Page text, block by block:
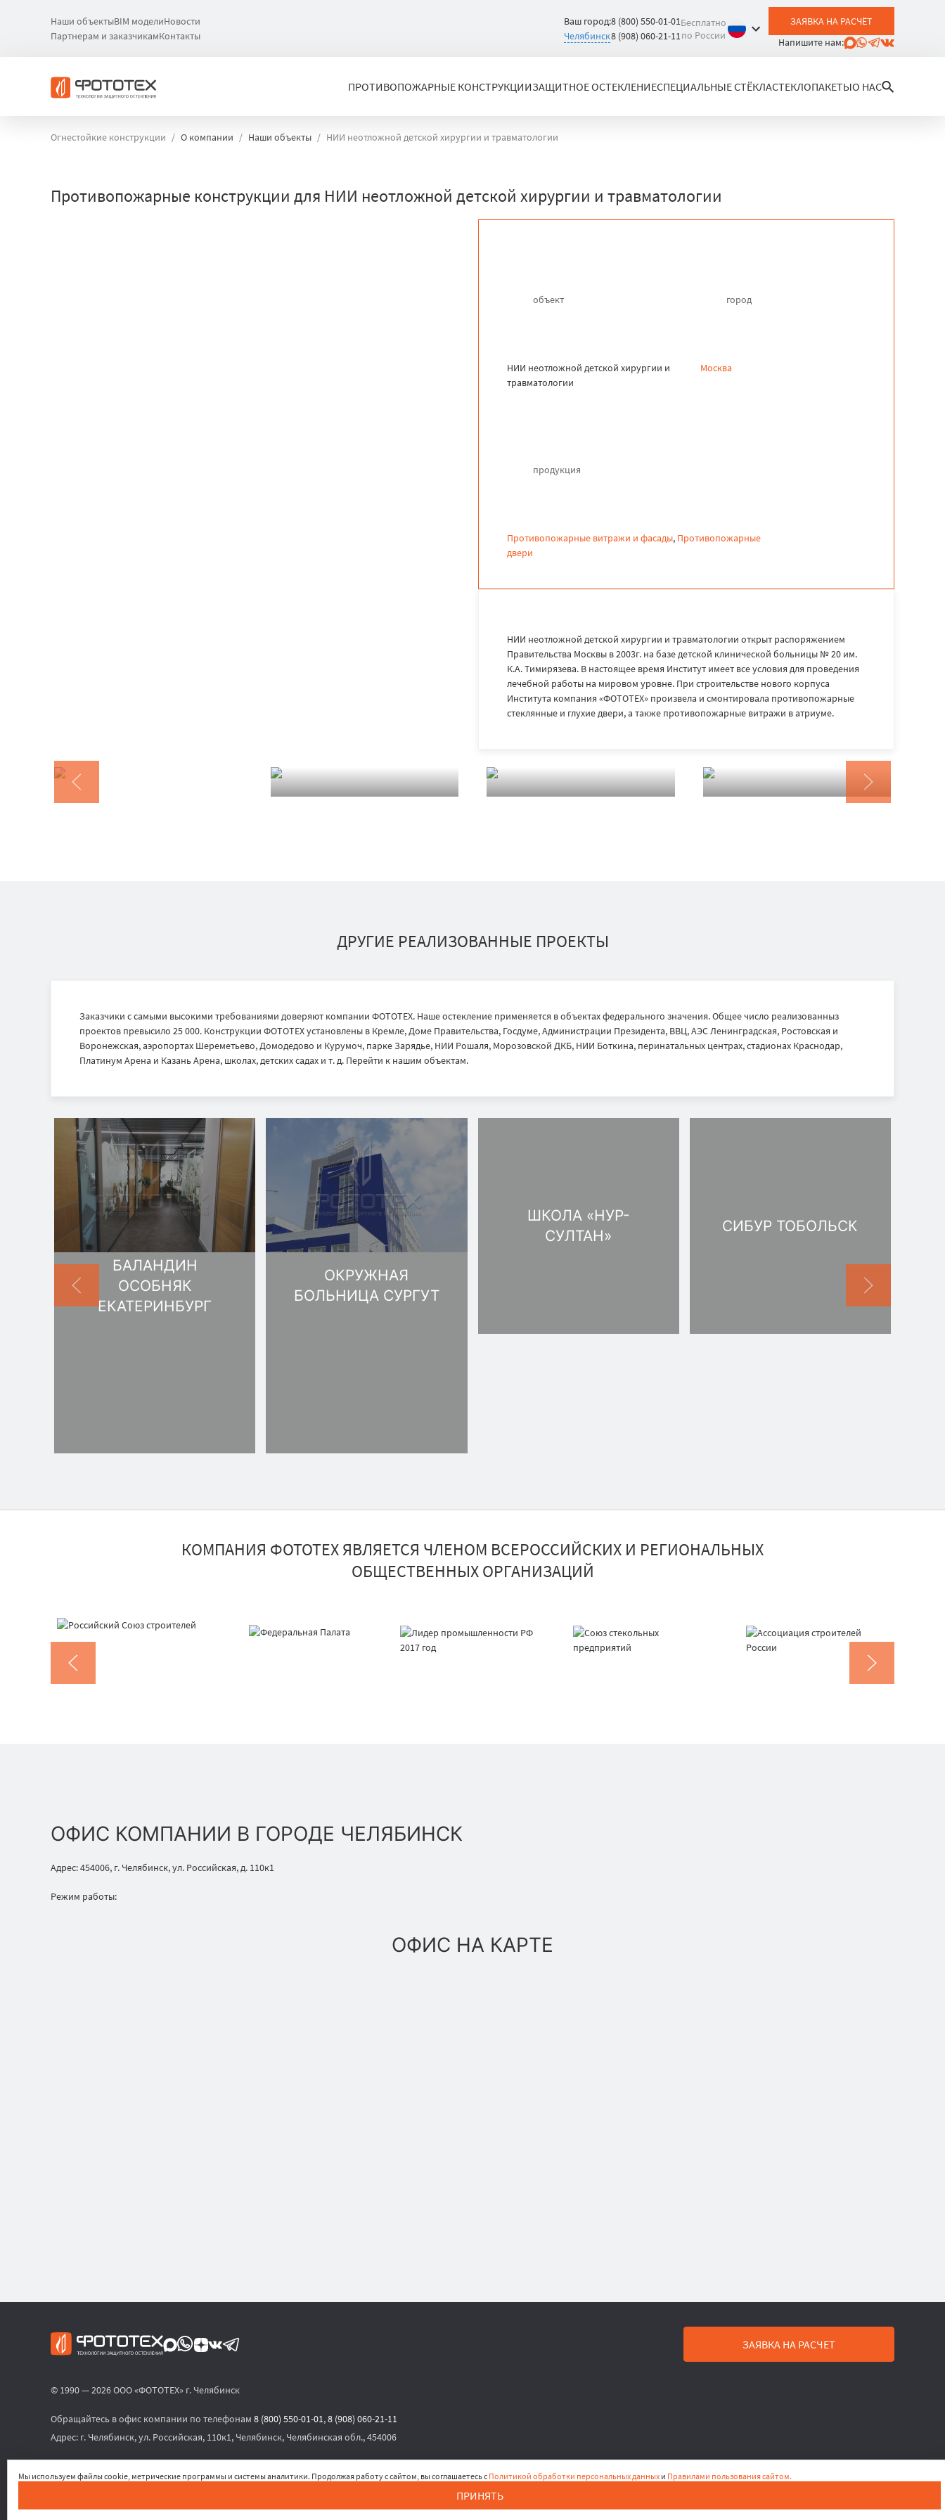
Наши объектыBIM моделиНовости
Партнерам и заказчикамКонтакты
Ваш город:
Челябинск
8 (800) 550-01-01
8 (908) 060-21-11
Бесплатно
по России
ЗАЯВКА НА РАСЧЁТ
Напишите нам:
ПРОТИВОПОЖАРНЫЕ КОНСТРУКЦИИЗАЩИТНОЕ ОСТЕКЛЕНИЕСПЕЦИАЛЬНЫЕ СТЁКЛАСТЕКЛОПАКЕТЫО НАС
Огнестойкие конструкции О компании Наши объекты НИИ неотложной детской хирургии и травматологии
Противопожарные конструкции для НИИ неотложной детской хирургии и травматологии
объект
НИИ неотложной детской хирургии и
травматологии
город
Москва
продукция
Противопожарные витражи и фасады, Противопожарные
двери
НИИ неотложной детской хирургии и травматологии открыт распоряжением
Правительства Москвы в 2003г. на базе детской клинической больницы № 20 им.
К.А. Тимирязева. В настоящее время Институт имеет все условия для проведения
лечебной работы на мировом уровне. При строительстве нового корпуса
Института компания «ФОТОТЕХ» произвела и смонтировала противопожарные
стеклянные и глухие двери, а также противопожарные витражи в атриуме.
ДРУГИЕ РЕАЛИЗОВАННЫЕ ПРОЕКТЫ
Заказчики с самыми высокими требованиями доверяют компании ФОТОТЕХ. Наше остекление применяется в объектах федерального значения. Общее число реализованныз
проектов превысило 25 000. Конструкции ФОТОТЕХ установлены в Кремле, Доме Правительства, Госдуме, Администрации Президента, ВВЦ, АЭС Ленинградская, Ростовская и
Воронежская, аэропортах Шереметьево, Домодедово и Курумоч, парке Зарядье, НИИ Рошаля, Морозовской ДКБ, НИИ Боткина, перинатальных центрах, стадионах Краснодар,
Платинум Арена и Казань Арена, школах, детских садах и т. д. Перейти к нашим объектам.
БАЛАНДИН
ОСОБНЯК
ЕКАТЕРИНБУРГ
ОКРУЖНАЯ
БОЛЬНИЦА CУРГУТ
ШКОЛА «НУР-
СУЛТАН»
СИБУР ТОБОЛЬСК
КОМПАНИЯ ФОТОТЕХ ЯВЛЯЕТСЯ ЧЛЕНОМ ВСЕРОССИЙСКИХ И РЕГИОНАЛЬНЫХ
ОБЩЕСТВЕННЫХ ОРГАНИЗАЦИЙ
ОФИС КОМПАНИИ В ГОРОДЕ ЧЕЛЯБИНСК
Адрес: 454006, г. Челябинск, ул. Российская, д. 110к1
Режим работы:
ОФИС НА КАРТЕ
ЗАЯВКА НА РАСЧЕТ
© 1990 — 2026 ООО «ФОТОТЕХ» г. Челябинск
Обращайтесь в офис компании по телефонам 8 (800) 550-01-01,8 (908) 060-21-11
Адрес: г. Челябинск, ул. Российская, 110к1, Челябинск, Челябинская обл., 454006
или по электронной почте
Согласие на получение рекламных материалов
Мы используем файлы cookie, метрические программы и системы аналитики. Продолжая работу с сайтом, вы соглашаетесь с Политикой обработки персональных данных и Правилами пользования сайтом.
ПРИНЯТЬ